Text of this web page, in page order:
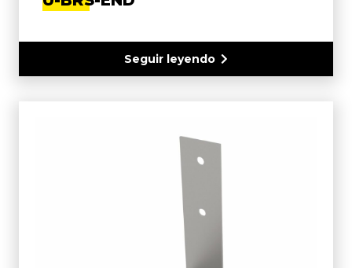
Seguir leyendo